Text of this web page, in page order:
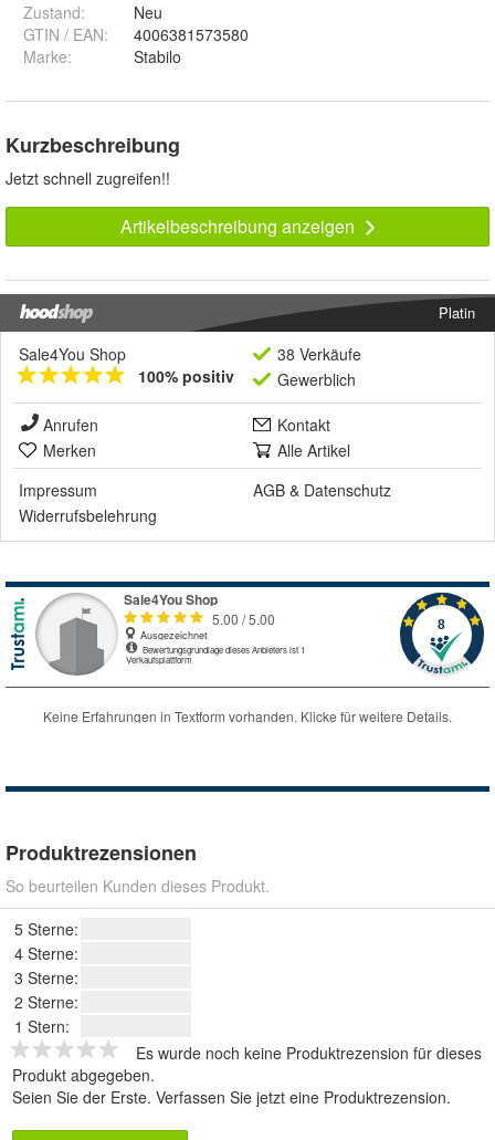
Zustand:
Neu
GTIN / EAN:
4006381573580
Marke:
Stabilo
Kurzbeschreibung
Jetzt schnell zugreifen!!
Artikelbeschreibung anzeigen
Platin
Sale4You Shop
100% positiv
38 Verkäufe
Gewerblich
Anrufen
Kontakt
Merken
Alle Artikel
Impressum
AGB & Datenschutz
Widerrufsbelehrung
Produktrezensionen
So beurteilen Kunden dieses Produkt.
5 Sterne:
4 Sterne:
3 Sterne:
2 Sterne:
1 Stern:
Es wurde noch keine Produktrezension für dieses
Produkt abgegeben.
Seien Sie der Erste. Verfassen Sie jetzt eine Produktrezension.